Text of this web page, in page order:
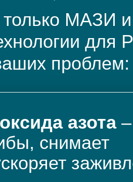
только МАЗИ
проблем:
азота–
снимает